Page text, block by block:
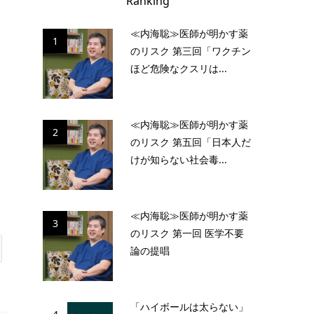
1
≪内海聡≫医師が明かす薬
のリスク 第三回「ワクチン
ほど危険なクスリは...
2
≪内海聡≫医師が明かす薬
のリスク 第五回「日本人だ
けが知らない社会毒...
3
≪内海聡≫医師が明かす薬
のリスク 第一回 医学不要
論の提唱
「ハイボールは太らない」